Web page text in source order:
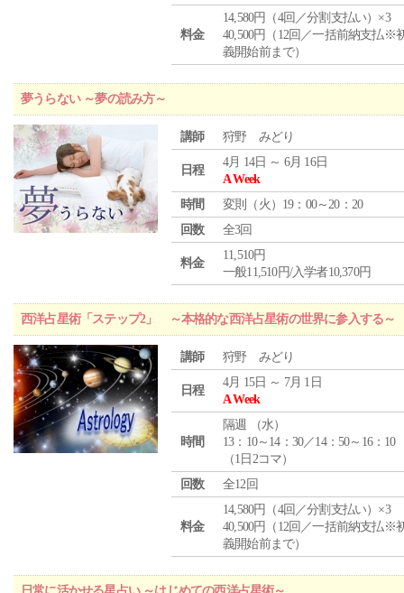
料金
14,580円（4回／分割支払い）×3
40,500円（12回／一括前納支払※
義開始前まで）
夢うらない ～夢の読み方～
講師 狩野 みどり
日程
4月 14日 ～ 6月 16日
A Week
時間
変則（火）19：00～20：20
回数
全3回
料金
11,510円
一般11,510円/入学者10,370円
西洋占星術「ステップ2」 ～本格的な西洋占星術の世界に参入する～
講師 狩野 みどり
日程
4月 15日 ～ 7月 1日
A Week
時間
隔週 （水）
13：10～14：30／14：50～16：10
（1日2コマ）
回数
全12回
料金
14,580円（4回／分割支払い）×3
40,500円（12回／一括前納支払※
義開始前まで）